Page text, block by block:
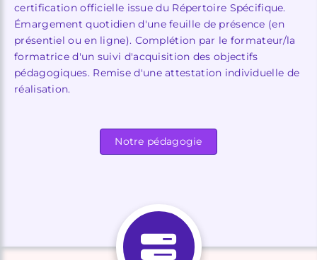
certification officielle issue du Répertoire Spécifique.
Émargement quotidien d'une feuille de présence (en
présentiel ou en ligne). Complétion par le formateur/la
formatrice d'un suivi d'acquisition des objectifs
pédagogiques. Remise d'une attestation individuelle de
réalisation.
Notre pédagogie